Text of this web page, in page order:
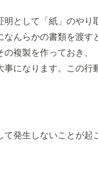
として「紙」のや
んらかの書類を渡
複製を作っておき、
になります。この行
て発生しないことが